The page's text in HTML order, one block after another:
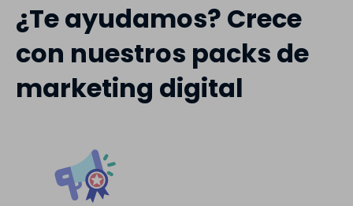
¿Te ayudamos? Crece
con nuestros packs de
marketing digital